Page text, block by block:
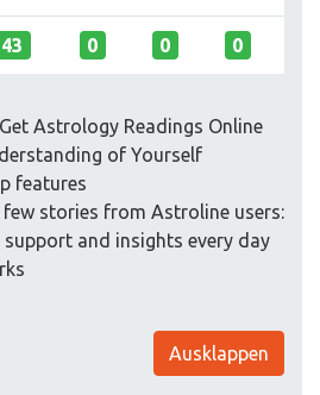
43 0 0 0
Astrology Readings Online
of Yourself
features
few stories from Astroline users:
support and insights every day
Ausklappen